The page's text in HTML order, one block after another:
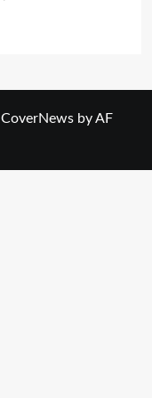
CoverNewsby AF